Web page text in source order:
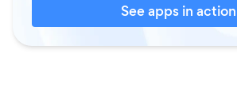
See apps in action